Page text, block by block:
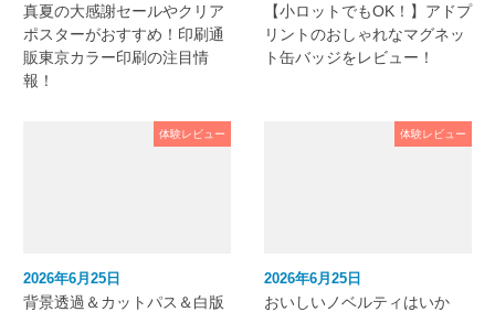
真夏の大感謝セールやクリア
ポスターがおすすめ！印刷通
販東京カラー印刷の注目情
報！
【小ロットでもOK！】アドプ
リントのおしゃれなマグネッ
ト缶バッジをレビュー！
体験レビュー
2026年6月25日
背景透過＆カットパス＆白版
体験レビュー
2026年6月25日
おいしいノベルティはいか